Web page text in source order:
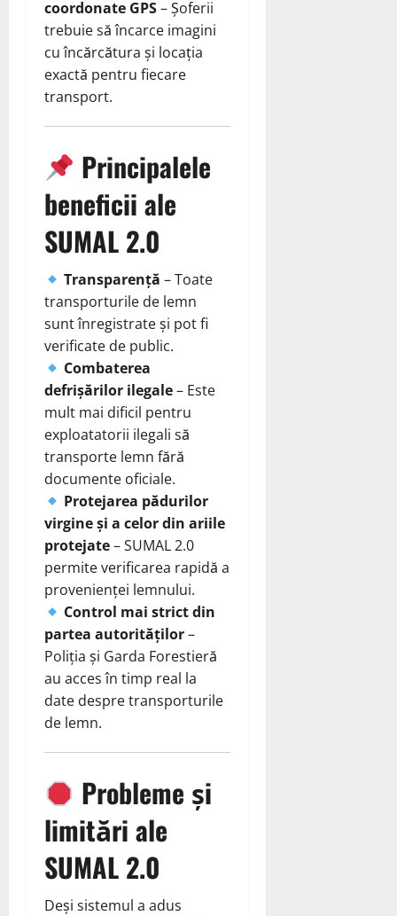
coordonate GPS– Șoferii
trebuie să încarce imagini
cu încărcătura și locația
exactă pentru fiecare
transport.
Principalele
beneficii ale
SUMAL 2.0
Transparență – Toate
transporturile de lemn
sunt înregistrate și pot fi
verificate de public.
Combaterea
defrișărilor ilegale– Este
mult mai dificil pentru
exploatatorii ilegali să
transporte lemn fără
documente oficiale.
Protejarea pădurilor
virgine și a celor din ariile
protejate– SUMAL 2.0
permite verificarea rapidă a
provenienței lemnului.
Control mai strict din
partea autorităților–
Poliția și Garda Forestieră
au acces în timp real la
date despre transporturile
de lemn.
Probleme și
limitări ale
SUMAL 2.0
Deși sistemul a adus